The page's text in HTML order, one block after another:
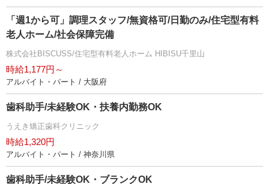
「週1から可」調理スタッフ/無資格可/日勤のみ/住宅型有料
老人ホーム/社会保障完備
株式会社BISCUSS/住宅型有料老人ホーム HIBISU千里山
時給1,177円～
アルバイト・パート / 大阪府
歯科助手/未経験OK・扶養内勤務OK
うえき矯正歯科クリニック
時給1,320円
アルバイト・パート / 神奈川県
歯科助手/未経験OK・ブランクOK